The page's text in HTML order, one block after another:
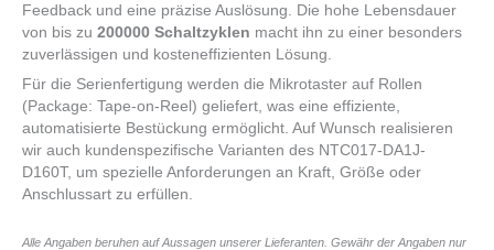
Feedback und eine präzise Auslösung. Die hohe Lebensdauer
von bis zu 200000 Schaltzyklen macht ihn zu einer besonders
zuverlässigen und kosteneffizienten Lösung.
Für die Serienfertigung werden die Mikrotaster auf Rollen
(Package: Tape-on-Reel) geliefert, was eine effiziente,
automatisierte Bestückung ermöglicht. Auf Wunsch realisieren
wir auch kundenspezifische Varianten des NTC017-DA1J-
D160T, um spezielle Anforderungen an Kraft, Größe oder
Anschlussart zu erfüllen.
Alle Angaben beruhen auf Aussagen unserer Lieferanten. Gewähr der Angaben nur